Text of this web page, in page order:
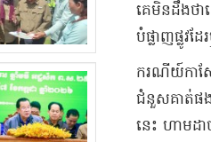
គេ​មិនដឹងថ
បំផ្លាញ​ផ្លូវ​
ករណី​យ៍​កាស
ជំនួស​គាត់​ផ
នេះ ហាម​